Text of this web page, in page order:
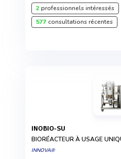
2professionnels intéressés
577consultations récentes
INOBIO-SU
BIORÉACTEUR À USAGE
INNOVA®